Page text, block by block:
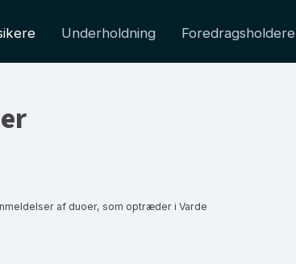
Underholdning Foredragsholdere
af duoer, som optræder i Varde